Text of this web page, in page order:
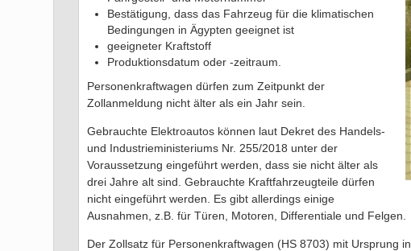
Bestätigung, dass das Fahrzeug für die klimatischen
Bedingungen in Ägypten geeignet ist
geeigneter Kraftstoff
Produktionsdatum oder -zeitraum.
Personenkraftwagen dürfen zum Zeitpunkt der
Zollanmeldung nicht älter als ein Jahr sein.
Gebrauchte Elektroautos können laut Dekret des Handels-
und Industrieministeriums Nr. 255/2018 unter der
Voraussetzung eingeführt werden, dass sie nicht älter als
drei Jahre alt sind. Gebrauchte Kraftfahrzeugteile dürfen
nicht eingeführt werden. Es gibt allerdings einige
Ausnahmen, z.B. für Türen, Motoren, Differentiale und Felgen.
Der Zollsatz für Personenkraftwagen (HS 8703) mit Ursprung